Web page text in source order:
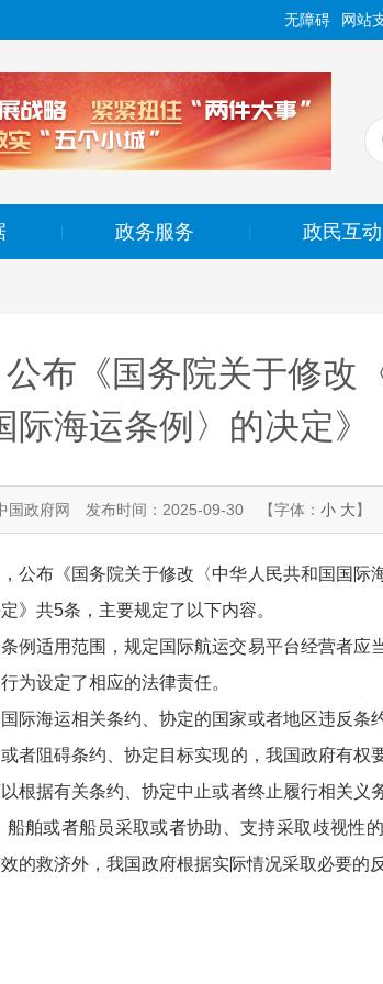
网站
无障碍
政务服务 政民互动
布《国务院关于修改
际海运条例〉的决定》
国政府网 发布时间：2025-09-30 【字体：小 大】
公布《国务院关于修改〈中华人民共和国国际
》共5条，主要规定了以下内容。
例适用范围，规定国际航运交易平台经营者应
为设定了相应的法律责任。
际海运相关条约、协定的国家或者地区违反条
者阻碍条约、协定目标实现的，我国政府有权
根据有关条约、协定中止或者终止履行相关义
舶或者船员采取或者协助、支持采取歧视性
的救济外，我国政府根据实际情况采取必要的